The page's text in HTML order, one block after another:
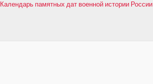
Календарь памятных дат военной истории России